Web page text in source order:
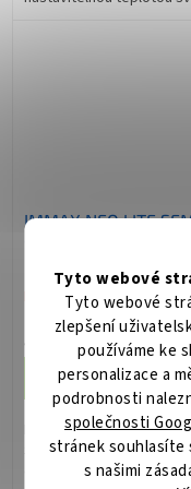
Tyto webové
Tyto webové
zlepšení
používáme ke
personalizace a
podrobnosti
společnosti
stránek souhlasíte
s našimi
IMMAX NEO LITE
BEACON, 100cm,
9088lm, zlaté, Wi-Fi,
TUYA
Není skladem
4 625 Kč/ ks
Do košíku
IMMAX NEO LITE SEMPLICI
SMART 100 cm zlaté;
chytré stropní LED